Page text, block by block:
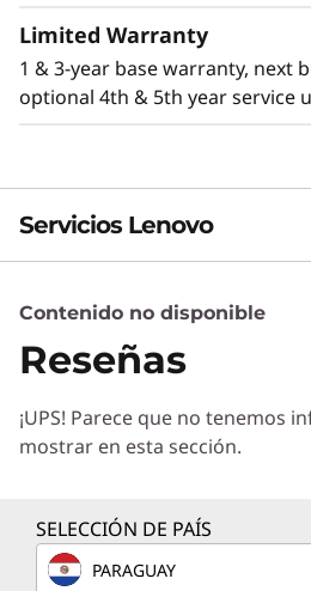
Eficiencia y rendimiento
térmicamente para ofrecer
rendimiento. Con
procesamiento y reduce el
Las grandes empresas y las
computación de alto
Limited Warranty
1 & 3-year base warranty, next
optional 4th & 5th year service
Servicios Lenovo
Servicios de Soluciones
Diseñe la mejor estrategia
correcta para sus exclusivas
empresariales.
Servicios de
Contenido no disponible
Reseñas
¡UPS! Parece que no tenemos
mostrar en esta sección.
SELECCIÓN DE PAÍS
PARAGUAY